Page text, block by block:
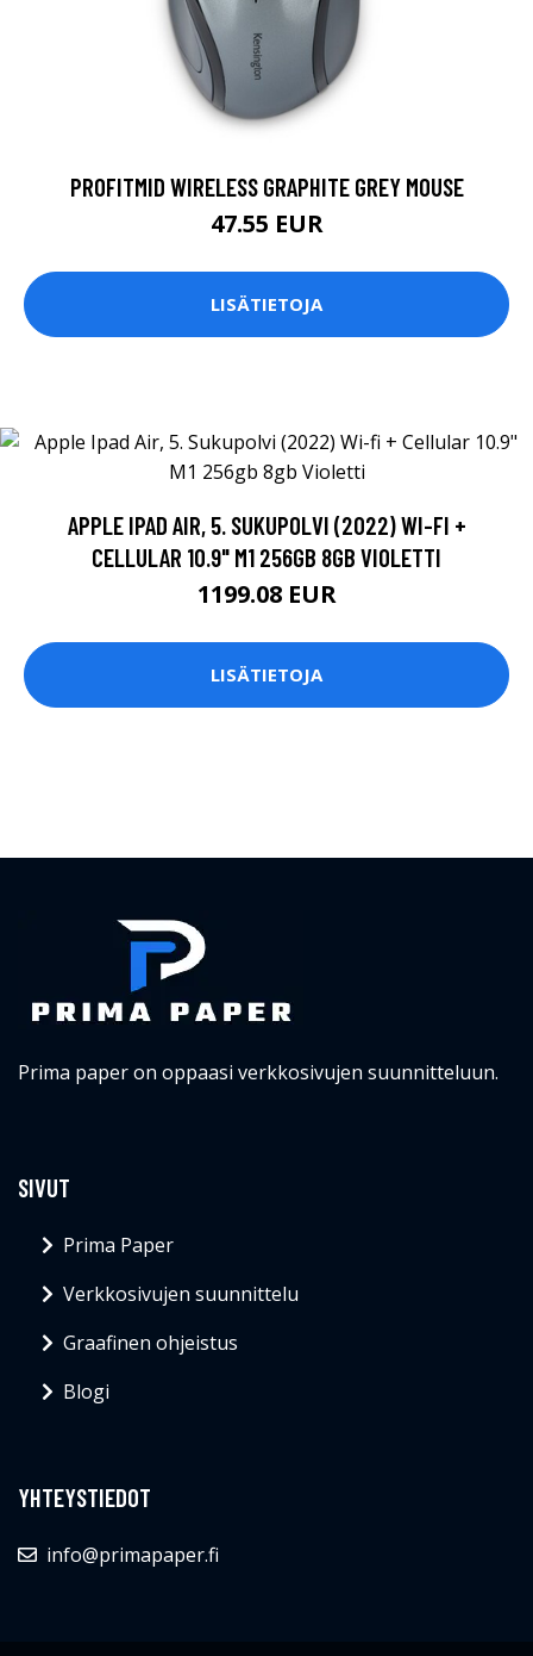
PROFITMID WIRELESS GRAPHITE GREY MOUSE
47.55 EUR
LISÄTIETOJA
APPLE IPAD AIR, 5. SUKUPOLVI (2022) WI-FI +
CELLULAR 10.9" M1 256GB 8GB VIOLETTI
1199.08 EUR
LISÄTIETOJA
Prima paper on oppaasi verkkosivujen suunnitteluun.
SIVUT
Prima Paper
Verkkosivujen suunnittelu
Graafinen ohjeistus
Blogi
YHTEYSTIEDOT
info@primapaper.fi